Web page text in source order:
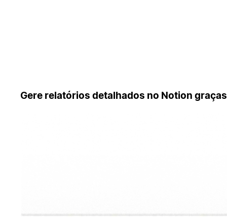
Gere relatórios detalhados no Notion